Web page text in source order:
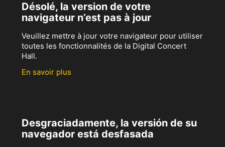
Désolé, la version de votre
navigateur n’est pas à jour
Veuillez mettre à jour votre navigateur pour utiliser
toutes les fonctionnalités de la Digital Concert
Hall.
En savoir plus
Desgraciadamente, la versión de su
navegador está desfasada